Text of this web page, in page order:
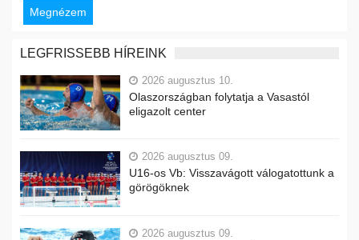
Megnézem
LEGFRISSEBB HÍREINK
2026 augusztus 10.
Olaszországban folytatja a Vasastól
eligazolt center
2026 augusztus 09.
U16-os Vb: Visszavágott válogatottunk a
görögöknek
2026 augusztus 09.